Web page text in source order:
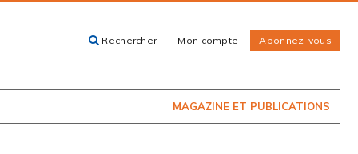
Rechercher Mon compte Abonnez-vous
MAGAZINE ET PUBLICATIONS
EN KIOSQUE